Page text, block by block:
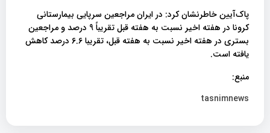
پاک‌آیین خاطرنشان کرد: در ایران مراجعین سرپایی بیمارستانی
کرونا در هفته اخیر نسبت به هفته قبل تقریباً 9 درصد و مراجعین
بستری در هفته اخیر نسبت به هفته قبل، تقریبا 6.6 درصد کاهش
یافته است.
منبع:
tasnimnews